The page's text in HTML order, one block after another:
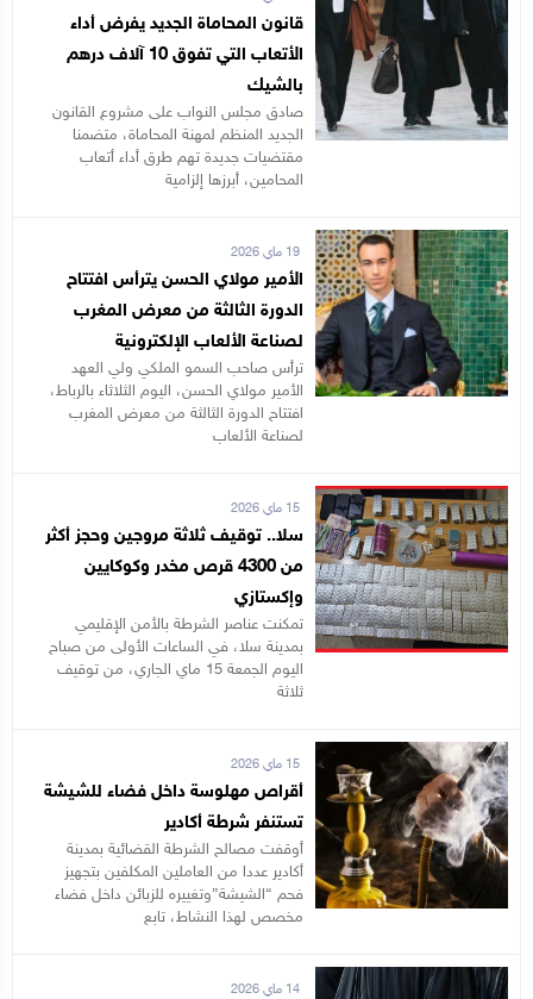
قانون المحاماة الجديد يفرض أداء
الأتعاب التي تفوق 10 آلاف درهم
بالشيك
صادق مجلس النواب على مشروع القانون
الجديد المنظم لمهنة المحاماة، متضمنا
مقتضيات جديدة تهم طرق أداء أتعاب
المحامين، أبرزها إلزامية
19 ماي 2026
الأمير مولاي الحسن يترأس افتتاح
الدورة الثالثة من معرض المغرب
لصناعة الألعاب الإلكترونية
ترأس صاحب السمو الملكي ولي العهد
الأمير مولاي الحسن، اليوم الثلاثاء بالرباط،
افتتاح الدورة الثالثة من معرض المغرب
لصناعة الألعاب
15 ماي 2026
سلا.. توقيف ثلاثة مروجين وحجز أكثر
من 4300 قرص مخدر وكوكايين
وإكستازي
تمكنت عناصر الشرطة بالأمن الإقليمي
بمدينة سلا، في الساعات الأولى من صباح
اليوم الجمعة 15 ماي الجاري، من توقيف
ثلاثة
15 ماي 2026
أقراص مهلوسة داخل فضاء للشيشة
تستنفر شرطة أكادير
أوقفت مصالح الشرطة القضائية بمدينة
أكادير عددا من العاملين المكلفين بتجهيز
فحم “الشيشة”وتغييره للزبائن داخل فضاء
مخصص لهذا النشاط، تابع
14 ماي 2026